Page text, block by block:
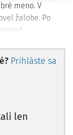
meno. V
žalobe. Po
vec
Prihláste sa
len